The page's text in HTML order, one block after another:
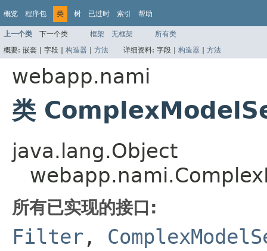
概览 程序包 类 树 已过时 索引 帮助
上一个类 下一个类 框架 无框架
所有类
概要: 嵌套 | 字段 | 构造器 | 方法 详细资料: 字段 | 构造器 | 方法
webapp.nami
类
java.lang.Object
所有已实现的接口:
Filter ,